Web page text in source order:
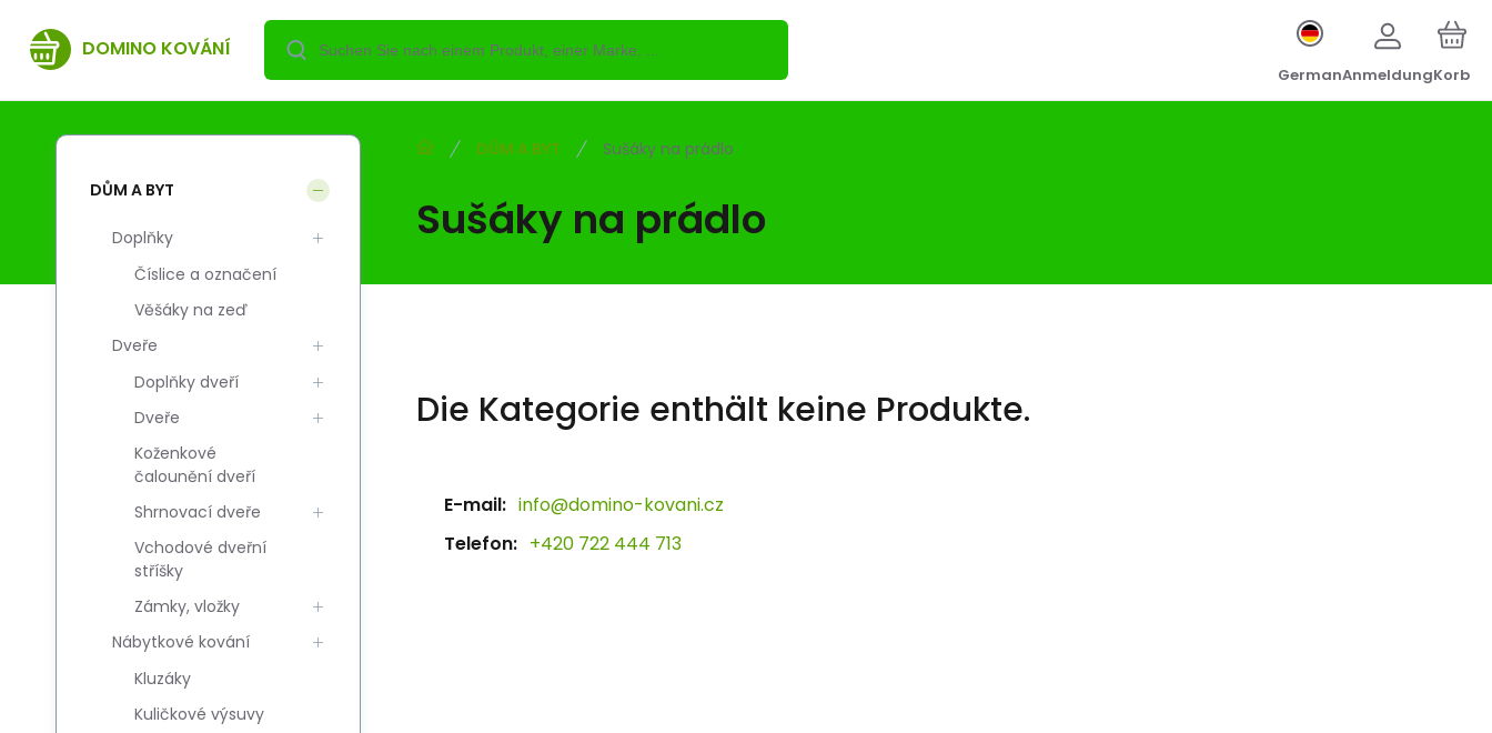
DOMINO KOVÁNÍ
GermanAnmeldungKorb
DŮM A BYT Sušáky na prádlo
Sušáky na prádlo
Die Kategorie enthält keine Produkte.
E-mail: info@domino-kovani.cz
Telefon: +420 722 444 713
DŮM A BYT
Doplňky
Číslice a označení
Věšáky na zeď
Dveře
Doplňky dveří
Dveře
Koženkové
čalounění dveří
Shrnovací dveře
Vchodové dveřní
stříšky
Zámky, vložky
Nábytkové kování
Kluzáky
Kuličkové výsuvy